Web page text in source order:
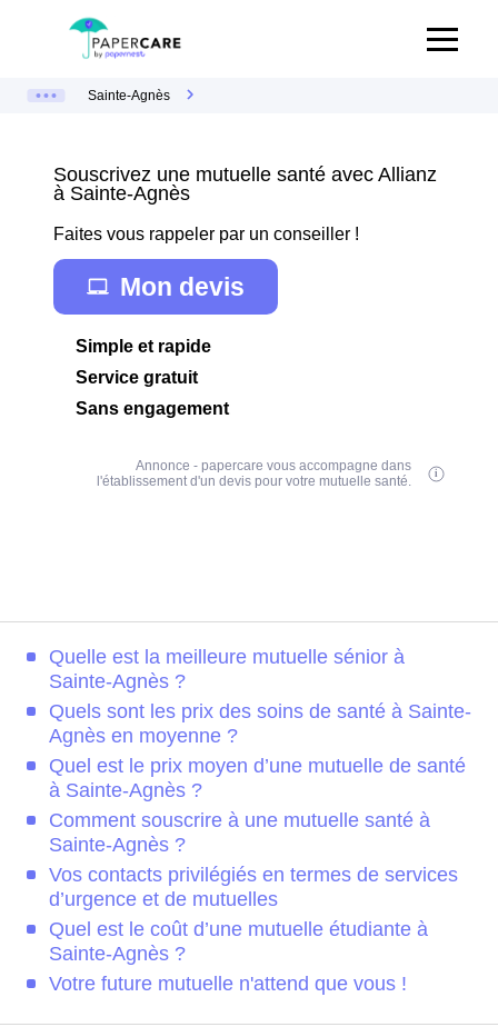
Sainte-Agnès
Souscrivez une mutuelle santé avec Allianz
à Sainte-Agnès
Faites vous rappeler par un conseiller !
Mon devis
Simple et rapide
Service gratuit
Sans engagement
Annonce - papercare vous accompagne dans
l'établissement d'un devis pour votre mutuelle santé.
Quelle est la meilleure mutuelle sénior à
Sainte-Agnès ?
Quels sont les prix des soins de santé à Sainte-
Agnès en moyenne ?
Quel est le prix moyen d’une mutuelle de santé
à Sainte-Agnès ?
Comment souscrire à une mutuelle santé à
Sainte-Agnès ?
Vos contacts privilégiés en termes de services
d’urgence et de mutuelles
Quel est le coût d’une mutuelle étudiante à
Sainte-Agnès ?
Votre future mutuelle n'attend que vous !